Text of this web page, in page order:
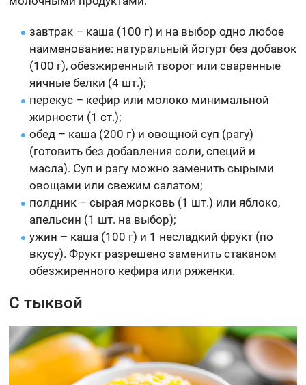
завтрак – каша (100 г) и на выбор одно любое
наименование: натуральный йогурт без добавок
(100 г), обезжиренный творог или сваренные
яичные белки (4 шт.);
перекус – кефир или молоко минимальной
жирности (1 ст.);
обед – каша (200 г) и овощной суп (рагу)
(готовить без добавления соли, специй и
масла). Суп и рагу можно заменить сырыми
овощами или свежим салатом;
полдник – сырая морковь (1 шт.) или яблоко,
апельсин (1 шт. на выбор);
ужин – каша (100 г) и 1 несладкий фрукт (по
вкусу). Фрукт разрешено заменить стаканом
обезжиренного кефира или ряженки.
С тыквой